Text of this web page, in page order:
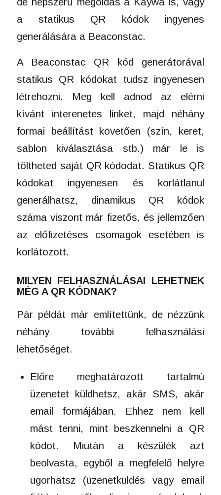
a statikus QR kódok ingyenes
generálására a Beaconstac.
A Beaconstac QR kód generátorával
statikus QR kódokat tudsz ingyenesen
létrehozni. Meg kell adnod az elérni
kívánt interenetes linket, majd néhány
formai beállítást követően (szín, keret,
sablon kiválasztása stb.) már le is
töltheted saját QR kódodat. Statikus QR
kódokat ingyenesen és korlátlanul
generálhatsz, dinamikus QR kódok
száma viszont már fizetős, és jellemzően
az előfizetéses csomagok esetében is
korlátozott.
MILYEN FELHASZNÁLÁSAI LEHETNEK
MÉG A QR KÓDNAK?
Pár példát már említettünk, de nézzünk
néhány további felhasználási
lehetőséget.
Előre meghatározott tartalmú
üzenetet küldhetsz, akár SMS, akár
email formájában. Ehhez nem kell
mást tenni, mint beszkennelni a QR
kódot. Miután a készülék azt
beolvasta, egyből a megfelelő helyre
ugorhatsz (üzenetküldés vagy email